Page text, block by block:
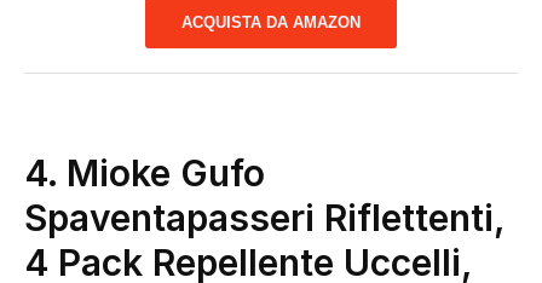
ACQUISTA DA AMAZON
4. Mioke Gufo
Spaventapasseri Riflettenti,
4 Pack Repellente Uccelli,